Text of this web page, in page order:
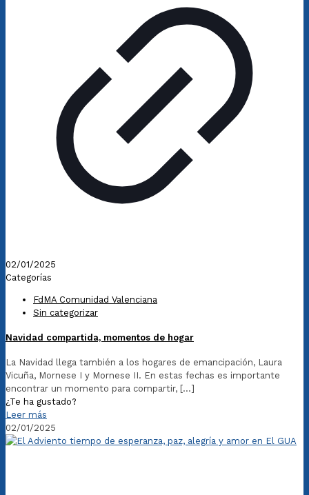
02/01/2025
Categorías
FdMA Comunidad Valenciana
Sin categorizar
Navidad compartida, momentos de hogar
La Navidad llega también a los hogares de emancipación, Laura
Vicuña, Mornese I y Mornese II. En estas fechas es importante
encontrar un momento para compartir, […]
¿Te ha gustado?
Leer más
02/01/2025